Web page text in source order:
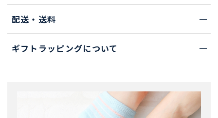
配送・送料
ギフトラッピングについて